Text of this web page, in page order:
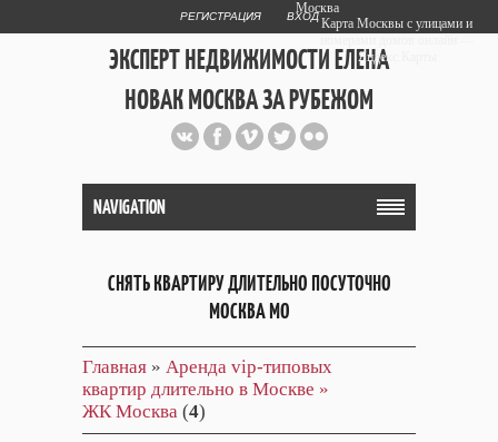
РЕГИСТРАЦИЯ ВХОД
ЭКСПЕРТ НЕДВИЖИМОСТИ ЕЛЕНА
НОВАК МОСКВА ЗА РУБЕЖОМ
Публичный сайт эксперта автора
web дизайнера+7 903 708 1884
NAVIGATION
СНЯТЬ КВАРТИРУ ДЛИТЕЛЬНО ПОСУТОЧНО
МОСКВА МО
Главная » Аренда vip-типовых
квартир длительно в Москве »
ЖК Москва (4)
Москва
Карта Москвы с улицами и
Яндекс.Карты